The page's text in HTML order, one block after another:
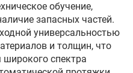
обучение,
запасных частей.
универсальностью
и толщин, что
спектра